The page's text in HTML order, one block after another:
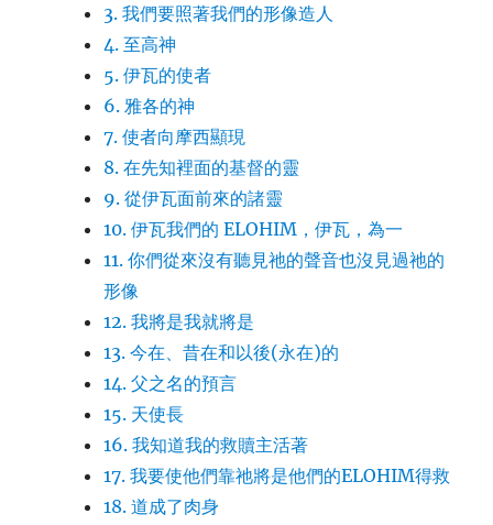
3. 我們要照著我們的形像造人
4. 至高神
5. 伊瓦的使者
6. 雅各的神
7. 使者向摩西顯現
8. 在先知裡面的基督的靈
9. 從伊瓦面前來的諸靈
10. 伊瓦我們的 ELOHIM，伊瓦，為一
11. 你們從來沒有聽見祂的聲音也沒見過祂的
形像
12. 我將是我就將是
13. 今在、昔在和以後(永在)的
14. 父之名的預言
15. 天使長
16. 我知道我的救贖主活著
17. 我要使他們靠祂將是他們的ELOHIM得救
18. 道成了肉身